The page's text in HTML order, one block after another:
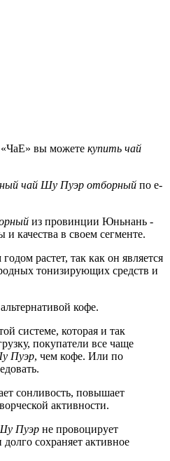
вы можете купить чай
чай Шу Пуэр отборный по e-
из провинции Юньнань -
качества в своем сегменте.
растет, так как он является
тонизирующих средств и
кофе.
системе, которая и так
покупатели все чаще
Пуэр, чем кофе. Или по
сонливость, повышает
активности.
Пуэр не провоцирует
сохраняет активное